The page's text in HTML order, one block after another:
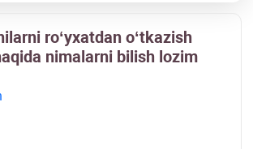
roʻyхatdan oʻtkazish
nimalarni bilish lozim